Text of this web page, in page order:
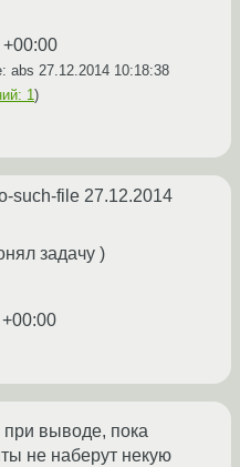
abs 27.12.2014 10:18:38
1)
such-file 27.12.2014
задачу )
выводе, пока
не наберут некую